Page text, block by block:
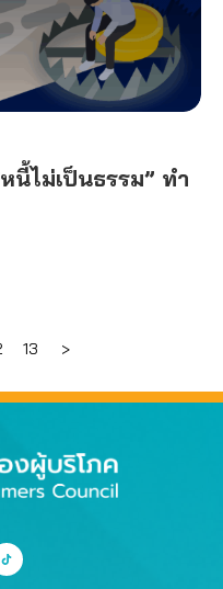
นี้ไม่เป็นธรรม” ทำ
Page
13 >